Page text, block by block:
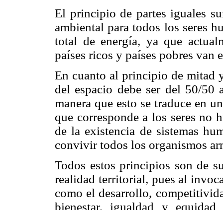
El principio de partes iguales
ambiental para todos los seres
total de energía, ya que
países ricos y países pobres van
En cuanto al principio de mitad
del espacio debe ser del 50/50
manera que esto se traduce en
que corresponde a los seres no
de la existencia de sistemas
convivir todos los organismos
Todos estos principios son de
realidad territorial, pues al
como el desarrollo,
bienestar, igualdad y